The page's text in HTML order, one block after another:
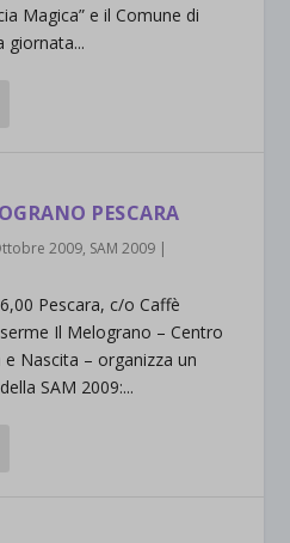
Magica” e il Comune di
giornata...
PESCARA
2009, SAM 2009 |
Pescara, c/o Caffè
Il Melograno – Centro
Nascita – organizza un
SAM 2009:...